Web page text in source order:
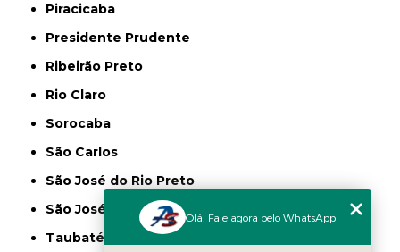
Piracicaba
Presidente Prudente
Ribeirão Preto
Rio Claro
Sorocaba
São Carlos
São José do Rio Preto
São José dos Campos
Taubaté
Olá! Fale agora pelo WhatsApp